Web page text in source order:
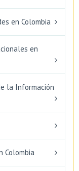
en Colombia
en
la Información
Colombia